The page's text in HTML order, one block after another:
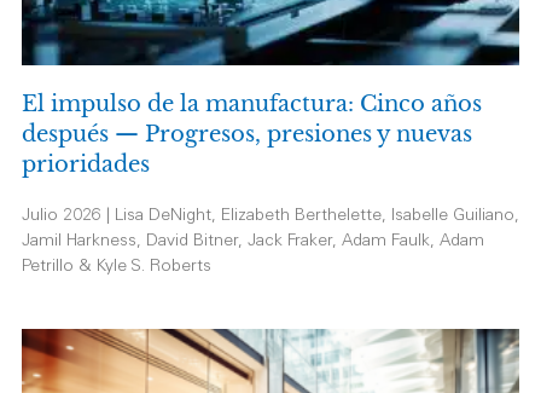
El impulso de la manufactura: Cinco años
después — Progresos, presiones y nuevas
prioridades
Julio 2026 | Lisa DeNight, Elizabeth Berthelette, Isabelle Guiliano,
Jamil Harkness, David Bitner, Jack Fraker, Adam Faulk, Adam
Petrillo & Kyle S. Roberts